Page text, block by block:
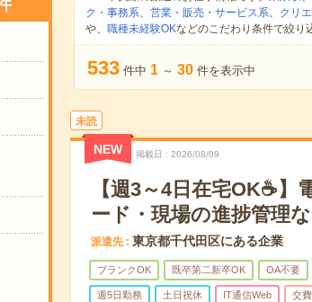
ク・事務系、 営業・販売・サービス系、 クリ
や、 職種未経験OKなどのこだわり条件で絞り
533 件中 1 ～ 30 件を表示中
未読
NEW 掲載日 2026/08/09
【週3～4日在宅OK☕
ード・現場の進捗管理
派遣先 東京都千代田区にある企業
ブランクOK 既卒第二新卒OK OA不要
週5日勤務 土日祝休 IT通信Web 交